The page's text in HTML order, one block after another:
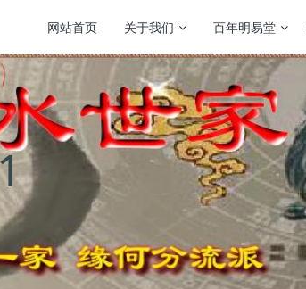
网站首页 关于我们 百年明易堂